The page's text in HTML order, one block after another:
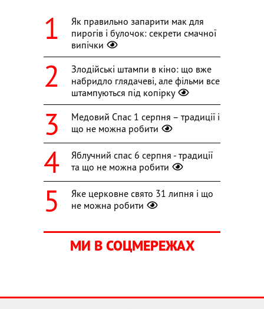
Як правильно запарити мак для
пирогів і булочок: секрети смачної
випічки
Злодійські штампи в кіно: що вже
набридло глядачеві, але фільми все
штампуються під копірку
Медовий Спас 1 серпня – традиції і
що не можна робити
Яблучний спас 6 серпня - традиції
та що не можна робити
Яке церковне свято 31 липня і що
не можна робити
МИ В СОЦМЕРЕЖАХ